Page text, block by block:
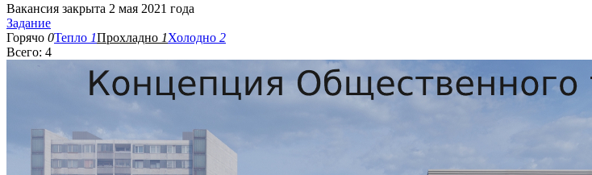
Вакансия закрыта 2 мая 2021 года
Задание
Горячо 0Тепло 1Прохладно 1Холодно 2
Всего: 4